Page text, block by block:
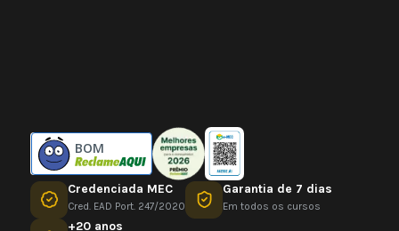
BOM
Credenciada MEC
Cred. EAD Port. 247/2020
Garantia de 7 dias
Em todos os cursos
+20 anos